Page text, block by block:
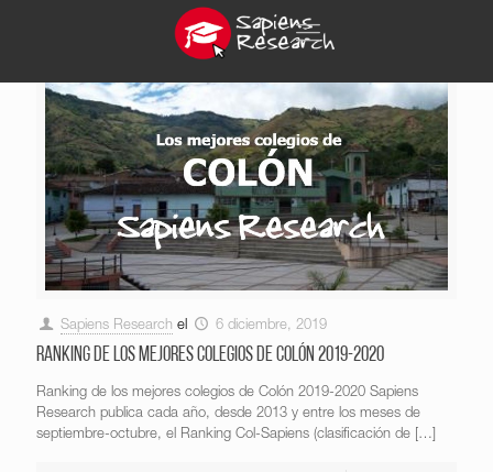
Sapiens Research el 6 diciembre, 2019
Ranking de los mejores colegios de Colón 2019-2020
Ranking de los mejores colegios de Colón 2019-2020 Sapiens
Research publica cada año, desde 2013 y entre los meses de
septiembre-octubre, el Ranking Col-Sapiens (clasificación de […]